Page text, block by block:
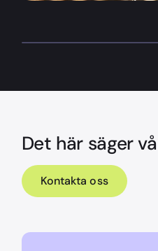
Det här säger
Kontakta oss